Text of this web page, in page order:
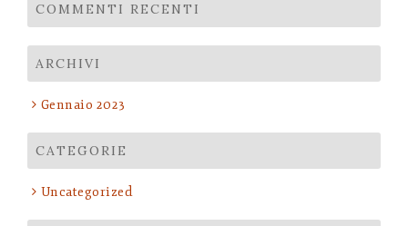
COMMENTI RECENTI
ARCHIVI
Gennaio 2023
CATEGORIE
Uncategorized